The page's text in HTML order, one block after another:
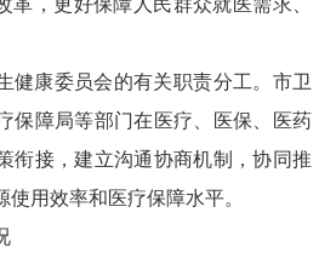
革，更好保障人民群众就医需求、
健康委员会的有关职责分工。市卫
保障局等部门在医疗、医保、医药
衔接，建立沟通协商机制，协同推
用效率和医疗保障水平。